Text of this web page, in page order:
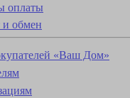
оплаты
и обмен
«Ваш Дом»